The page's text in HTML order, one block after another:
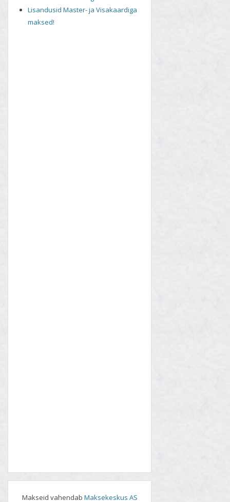
Lisandusid Master- ja Visakaardiga
maksed!
Makseid vahendab Maksekeskus AS